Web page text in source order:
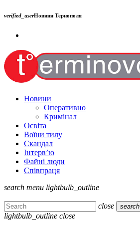
verified_userНовини Тернополя
Новини
Оперативно
Кримінал
Освіта
Воїни тилу
Скандал
Інтерв’ю
Файні люди
Співпраця
search menu lightbulb_outline
close search
lightbulb_outline close